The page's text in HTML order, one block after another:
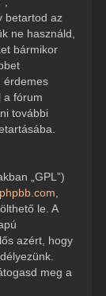
betartod az
ne használd,
bármikor
érdemes
a fórum
további
„GPL”)
le. A
azért, hogy
meg a